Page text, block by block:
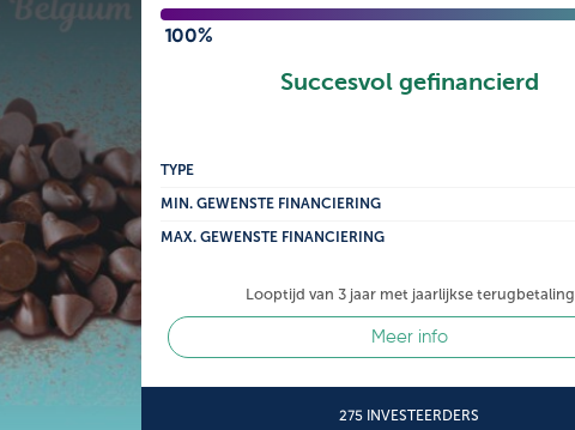
100%
Succesvol gefinancierd
TYPE
MIN. GEWENSTE FINANCIERING
MAX. GEWENSTE FINANCIERING
Looptijd van 3 jaar met jaarlijkse terugbetaling
Meer info
275 INVESTEERDERS